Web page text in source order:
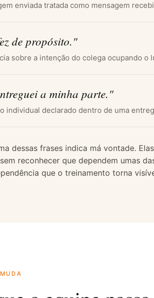
enviada tratada como mensagem
de propósito."
sobre a intenção do colega ocupando o
a minha parte."
individual declarado dentro de uma
dessas frases indica má vontade.
reconhecer que dependem umas
que o treinamento torna